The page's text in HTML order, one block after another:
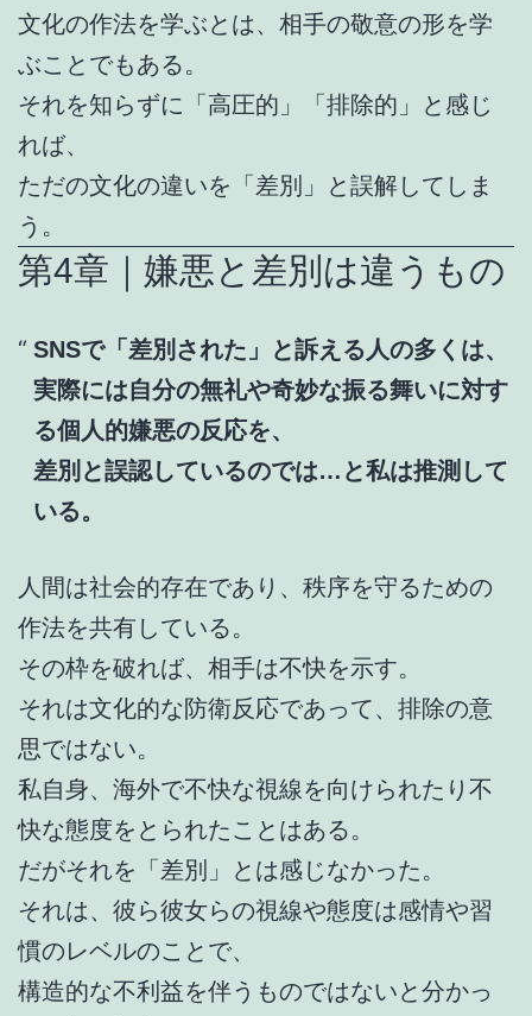
文化の作法を学ぶとは、相手の敬意の形を学
ぶことでもある。
それを知らずに「高圧的」「排除的」と感じ
れば、
ただの文化の違いを「差別」と誤解してしま
う。
第4章｜嫌悪と差別は違うもの
SNSで「差別された」と訴える人の多くは、
実際には自分の無礼や奇妙な振る舞いに対す
る個人的嫌悪の反応を、
差別と誤認しているのでは…と私は推測して
いる。
人間は社会的存在であり、秩序を守るための
作法を共有している。
その枠を破れば、相手は不快を示す。
それは文化的な防衛反応であって、排除の意
思ではない。
私自身、海外で不快な視線を向けられたり不
快な態度をとられたことはある。
だがそれを「差別」とは感じなかった。
それは、彼ら彼女らの視線や態度は感情や習
慣のレベルのことで、
構造的な不利益を伴うものではないと分かっ